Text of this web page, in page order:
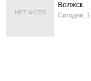
НЕТ ФОТО
Волжск
Сегодня,